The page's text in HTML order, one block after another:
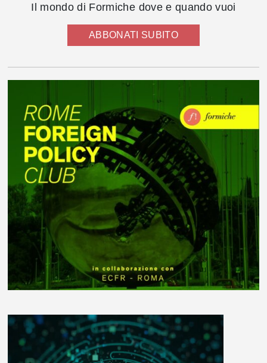
Il mondo di Formiche dove e quando vuoi
ABBONATI SUBITO